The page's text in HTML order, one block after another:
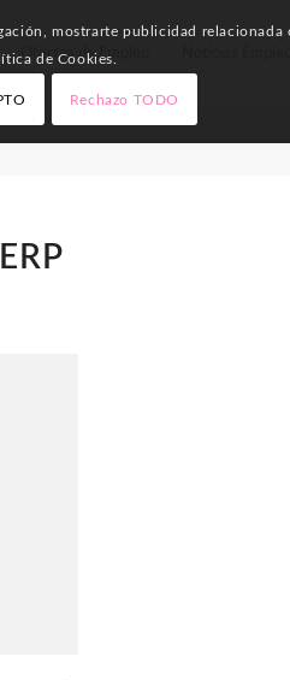
Ofertas de Empleo
mostrarte publicidad
de Cookies.
Rechazo TODO